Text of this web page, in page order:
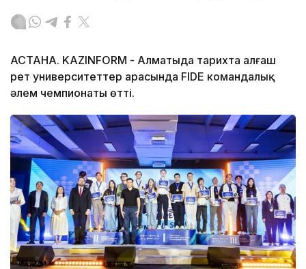
АСТАНА. KAZINFORM - Алматыда тарихта алғаш
рет университеттер арасында FIDE командалық
әлем чемпионаты өтті.